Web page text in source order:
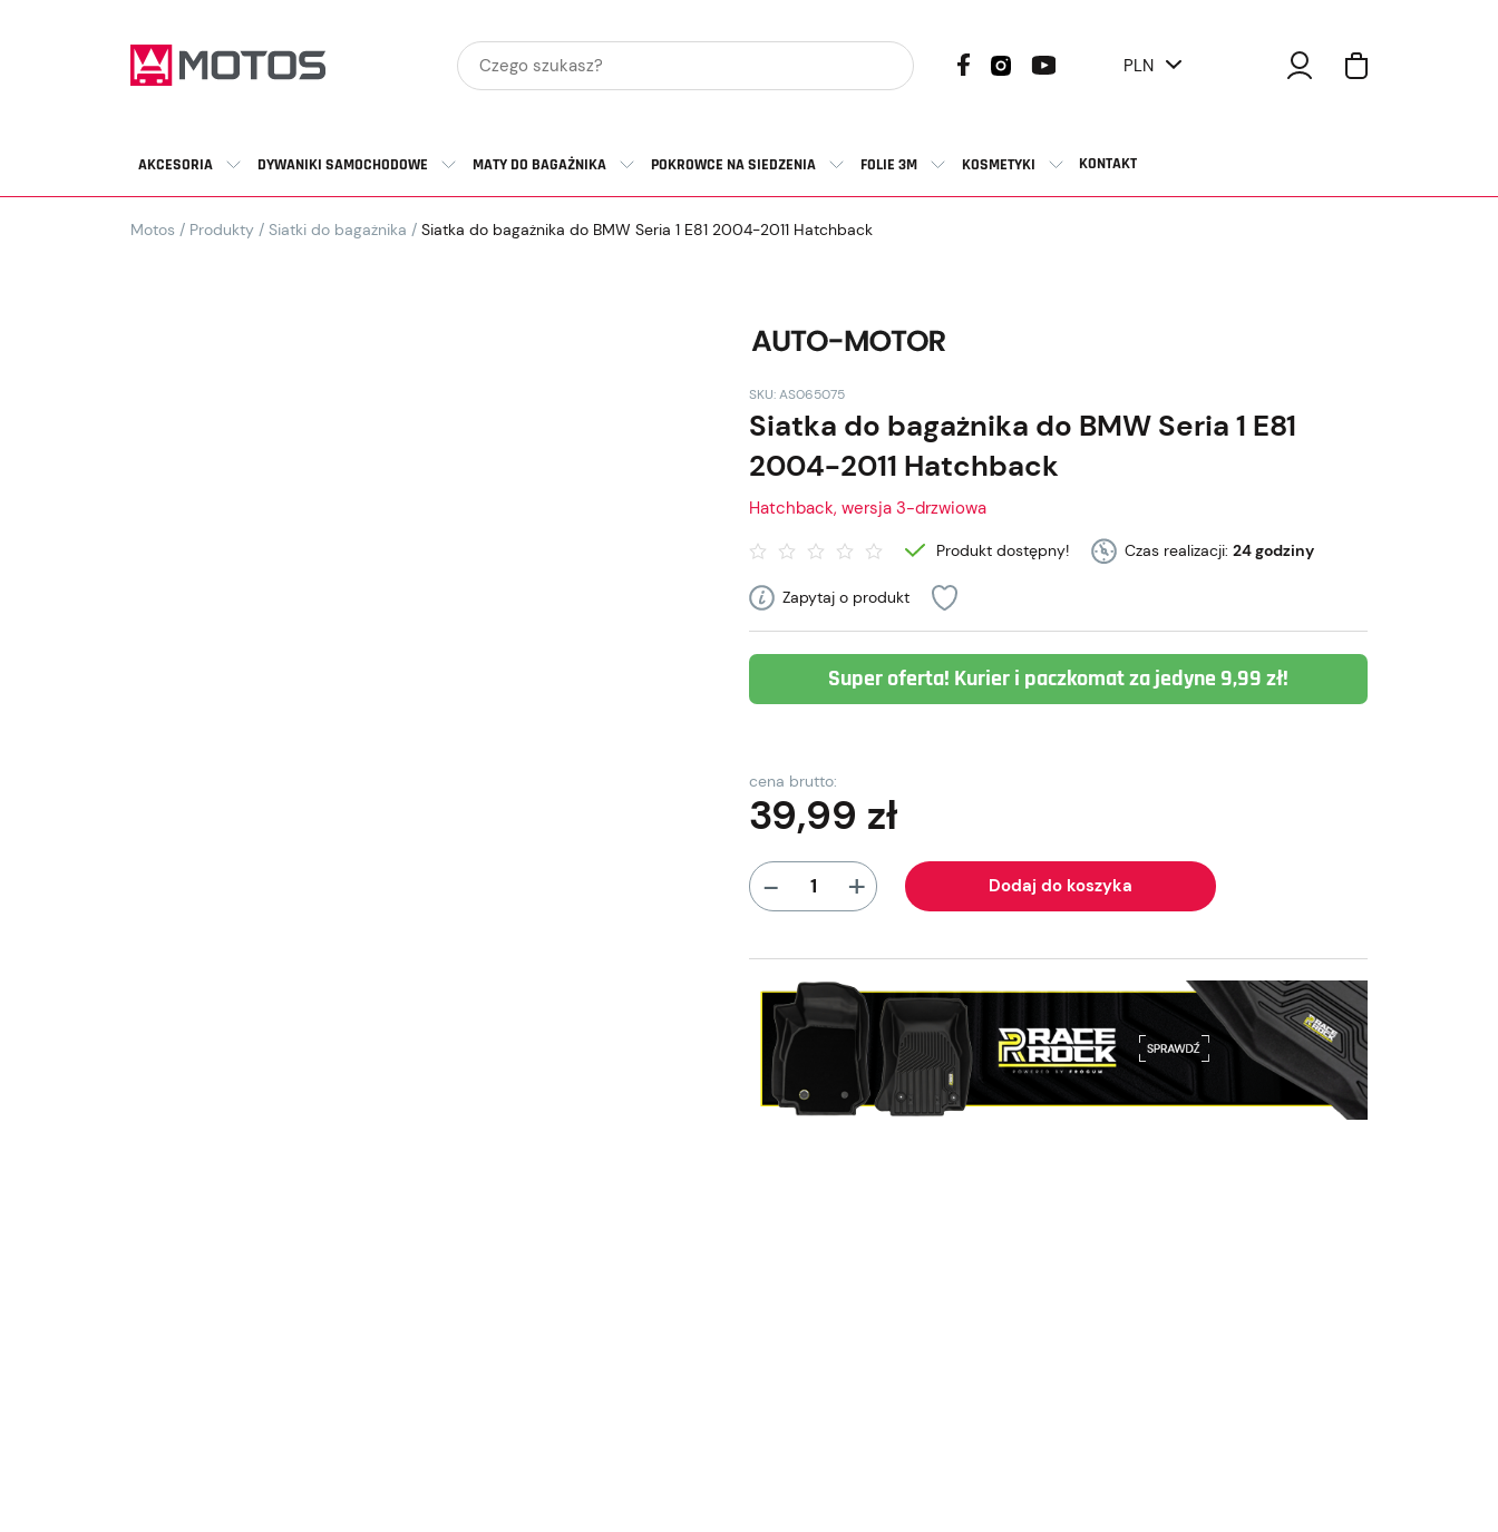
PLN
AKCESORIA DYWANIKI SAMOCHODOWE MATY DO BAGAŻNIKA POKROWCE NA SIEDZENIA FOLIE 3M KOSMETYKI KONTAKT
Motos / Produkty / Siatki do bagażnika / Siatka do bagażnika do BMW Seria 1 E81 2004-2011 Hatchback
SKU: AS065075
Siatka do bagażnika do BMW Seria 1 E81
2004-2011 Hatchback
Hatchback, wersja 3-drzwiowa
Produkt dostępny! Czas realizacji: 24 godziny
Zapytaj o produkt
Super oferta! Kurier i paczkomat za jedyne 9,99 zł!
cena brutto:
39,99 zł
- + Dodaj do koszyka